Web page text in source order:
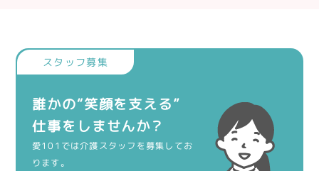
誰かの“笑顔を支える”
仕事をしませんか？
愛101では介護スタッフを募集してお
ります。